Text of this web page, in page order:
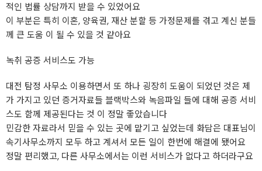
적인 법률 상담까지 받을 수 있었어요
이 부분은 특히 이혼, 양육권, 재산 분할 등 가정문제를 겪고 계신 분들
께 큰 도움 이 될 수 있을 것 같아요
녹취 공증 서비스도 가능
대전 탐정 사무소 이용하면서 또 하나 굉장히 도움이 되었던 것은 제
가 가지고 있던 증거자료들 블랙박스와 녹음파일 들에 대해 공증 서비
스도 함께 제공된다는 것 이 정말 좋았습니다
민감한 자료라서 믿을 수 있는 곳에 맡기고 싶었는데 화담은 대표님이
속기사무소까지 모두 하고 계셔서 모든 일이 한번에 해결에 됐어요
정말 편리했고, 다른 사무소에서는 이런 서비스가 없다고 하더라구요